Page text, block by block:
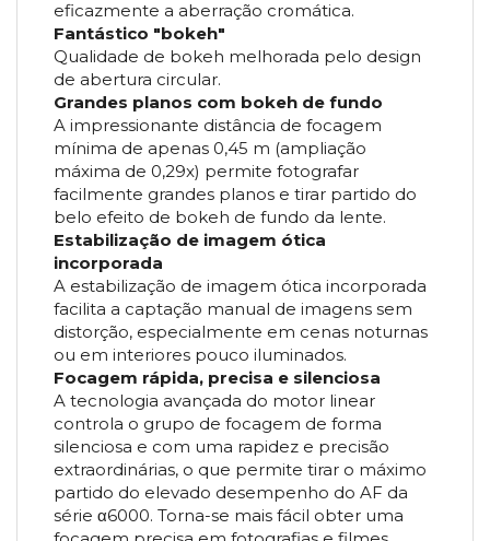
eficazmente a aberração cromática.
Fantástico "bokeh"
Qualidade de bokeh melhorada pelo design
de abertura circular.
Grandes planos com bokeh de fundo
A impressionante distância de focagem
mínima de apenas 0,45 m (ampliação
máxima de 0,29x) permite fotografar
facilmente grandes planos e tirar partido do
belo efeito de bokeh de fundo da lente.
Estabilização de imagem ótica
incorporada
A estabilização de imagem ótica incorporada
facilita a captação manual de imagens sem
distorção, especialmente em cenas noturnas
ou em interiores pouco iluminados.
Focagem rápida, precisa e silenciosa
A tecnologia avançada do motor linear
controla o grupo de focagem de forma
silenciosa e com uma rapidez e precisão
extraordinárias, o que permite tirar o máximo
partido do elevado desempenho do AF da
série α6000. Torna-se mais fácil obter uma